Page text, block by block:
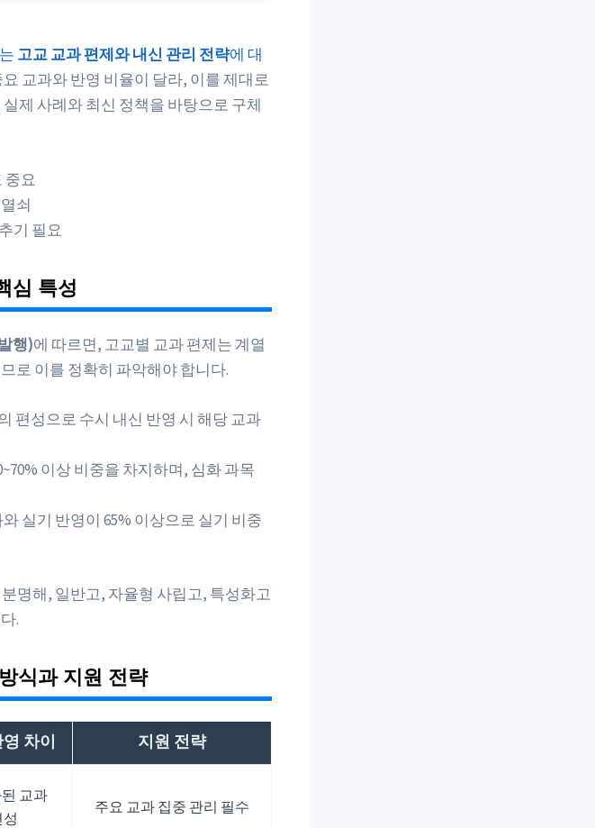
고교 교과 편제와 내신 관리 전략에 대
교과와 반영 비율이 달라, 이를 제대로
제 사례와 최신 정책을 바탕으로 구체
중요
쇠
기 필요
심 특성
행)에 따르면, 고교별 교과 편제는 계열
로 이를 정확히 파악해야 합니다.
편성으로 수시 내신 반영 시 해당 교과
이상 비중을 차지하며, 심화 과목
실기 반영이 65% 이상으로 실기 비중
명해, 일반고, 자율형 사립고, 특성화고
.
식과 지원 전략
차이 지원 전략
교과
성
주요 교과 집중 관리 필수